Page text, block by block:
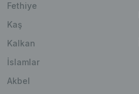
Fethiye
Kaş
Kalkan
İslamlar
Akbel